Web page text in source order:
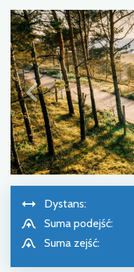
Dystans:
Suma podejść:
Suma zejść: